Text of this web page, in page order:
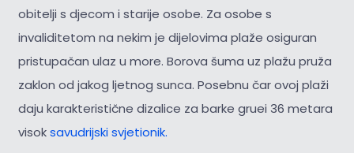
obitelji s djecom i starije osobe. Za osobe s
invaliditetom na nekim je dijelovima plaže osiguran
pristupačan ulaz u more. Borova šuma uz plažu pruža
zaklon od jakog ljetnog sunca. Posebnu čar ovoj plaži
daju karakteristične dizalice za barke gruei 36 metara
visoksavudrijski svjetionik.